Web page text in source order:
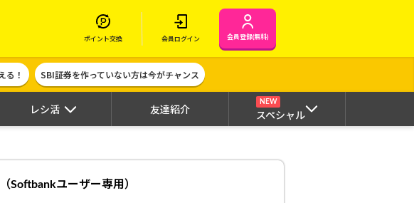
ポイント交換 会員ログイン 会員登録(無料)
る！ SBI証券を作っていない方は今がチャンス
レシ活 友達紹介
NEW
スペシャル
Softbankユーザー専用）